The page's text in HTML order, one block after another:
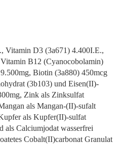
Vitamin D3 (3a671) 4.400I.E.,
B12 (Cyanocobolamin)
Biotin (3a880) 450mcg
(3b103) und Eisen(II)-
Zink als Zinksulfat
als Mangan-(II)-sufalt
als Kupfer(II)-sulfat
als Calciumjodat wasserfrei
Cobalt(II)carbonat Granulat